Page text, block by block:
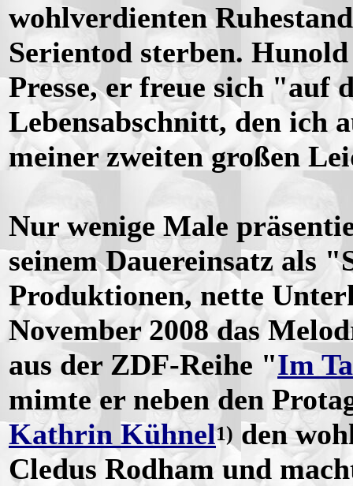
wohlverdienten
Serientod sterben.
Presse, er freue sich "auf
Lebensabschnitt, den ich
meiner zweiten großen
Nur wenige Male
seinem Dauereinsatz als
Produktionen, nette
November 2008 das
aus der ZDF-Reihe "Im
mimte er neben den
Kathrin Kühnel1) den
Cledus Rodham und